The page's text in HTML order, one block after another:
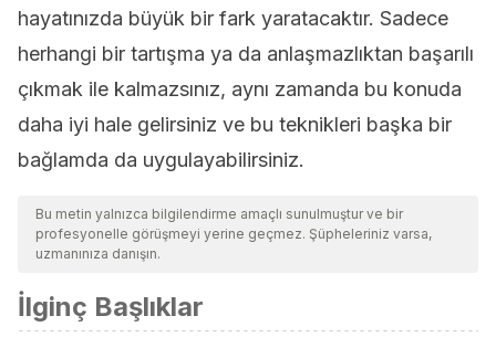
hayatınızda büyük bir fark yaratacaktır. Sadece
herhangi bir tartışma ya da anlaşmazlıktan başarılı
çıkmak ile kalmazsınız, aynı zamanda bu konuda
daha iyi hale gelirsiniz ve bu teknikleri başka bir
bağlamda da uygulayabilirsiniz.
Bu metin yalnızca bilgilendirme amaçlı sunulmuştur ve bir
profesyonelle görüşmeyi yerine geçmez. Şüpheleriniz varsa,
uzmanınıza danışın.
İlginç Başlıklar